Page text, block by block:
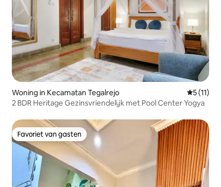
Woning in Kecamatan Tegalrejo
5 (11)
2 BDR Heritage Gezinsvriendelijk met Pool Center Yogya
Favoriet van gasten
Favoriet van gasten